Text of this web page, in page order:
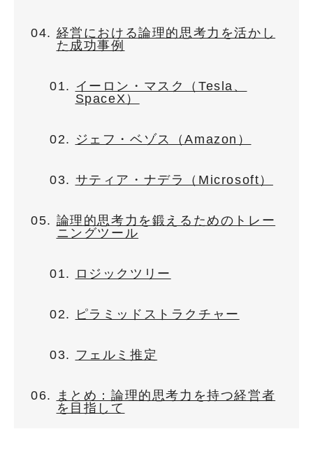
経営における論理的思考力を活かし
た成功事例
イーロン・マスク（Tesla、
SpaceX）
ジェフ・ベゾス（Amazon）
サティア・ナデラ（Microsoft）
論理的思考力を鍛えるためのトレー
ニングツール
ロジックツリー
ピラミッドストラクチャー
フェルミ推定
まとめ：論理的思考力を持つ経営者
を目指して